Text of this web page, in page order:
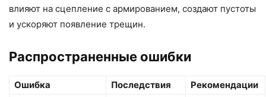
влияют на сцепление с армированием, создают пустоты
и ускоряют появление трещин.
Распространенные ошибки
Ошибка Последствия Рекомендации